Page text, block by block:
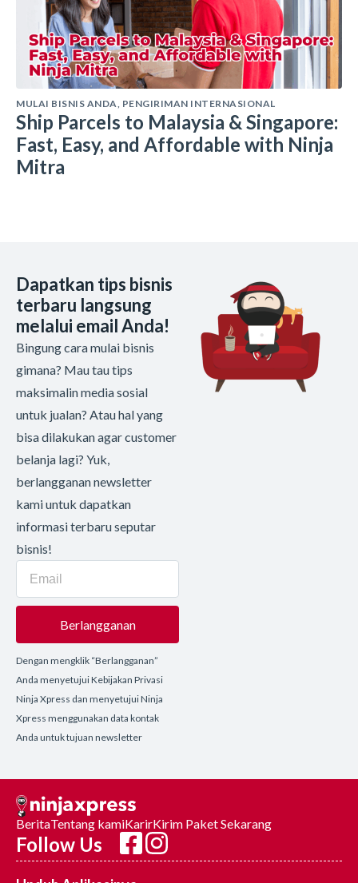
MULAI BISNIS ANDA, PENGIRIMAN INTERNASIONAL
Ship Parcels to Malaysia & Singapore:
Fast, Easy, and Affordable with Ninja
Mitra
Dapatkan tips bisnis
terbaru langsung
melalui email Anda!
Bingung cara mulai bisnis
gimana? Mau tau tips
maksimalin media sosial
untuk jualan? Atau hal yang
bisa dilakukan agar customer
belanja lagi? Yuk,
berlangganan newsletter
kami untuk dapatkan
informasi terbaru seputar
bisnis!
Berlangganan
Dengan mengklik “Berlangganan”
Anda menyetujui Kebijakan Privasi
Ninja Xpress dan menyetujui Ninja
Xpress menggunakan data kontak
Anda untuk tujuan newsletter
BeritaTentang kamiKarirKirim Paket Sekarang
Follow Us